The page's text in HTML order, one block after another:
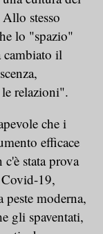
stesso
lo "spazio"
il
relazioni".
che i
efficace
stata prova
19,
moderna,
gli spaventati,